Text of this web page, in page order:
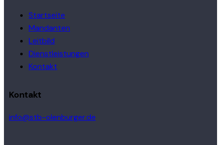
Startseite
Mandanten
Leitbild
Dienstleistungen
Kontakt
Kontakt
info@stb-olenburger.de